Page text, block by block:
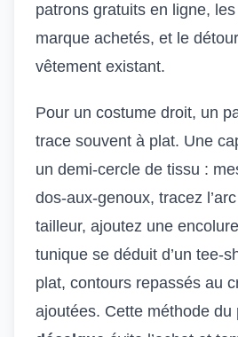
patrons gratuits en ligne,
marque achetés, et le
vêtement existant.
Pour un costume droit, un
trace souvent à plat. Une
un demi-cercle de tissu :
dos-aux-genoux, tracez
tailleur, ajoutez une
tunique se déduit d’un tee-
plat, contours repassés au
ajoutées. Cette méthode du